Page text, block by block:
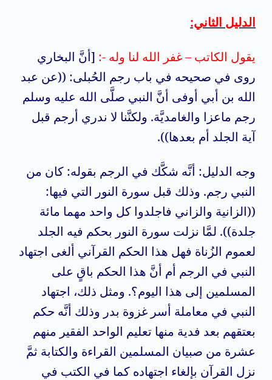
الدليل الثاني:
يقول الكاتب – غفر الله لنا وله -: [أنَّ البخاري
روى في صحيحه في باب رجم الحُبلى: ((عن عبد
الله بن أبي أوفى أنَّ النبي صلَّى الله عليه وسلم
رجم ماعزا والغامديَّة. ولكنَّنا لا ندري أرجم قبل
آية الجلد أم بعدها)).
وجه الدليل: أنَّه شكَّك في الرجم بقوله: كان من
النبي رجم. وذلك قبل سورة النور التي فيها:
((الزانية والزاني فاجلدوا كل واحد مهما مائة
جلدة)). لمَّا نزلت سورة النور بحكم فيه الجلد
لعموم الزُناة فهل هذا الحكم القرآني ألغى اجتهاد
النبي في الرجم أم أنَّ هذا الحكم باقٍ على
المسلمين إلى هذا اليوم؟. ومثل ذلك، اجتهاد
النبي في معاملة أسر غزوة بدر وذلك أنَّه حكم
بعتقهم بعد فدية منها تعليم الواحد الفقير منهم
عشرة من صبيان المسلمين القراءة والكتابة ثمَّ
نزل القرآن بإلغاء اجتهاده كما في الكتب في